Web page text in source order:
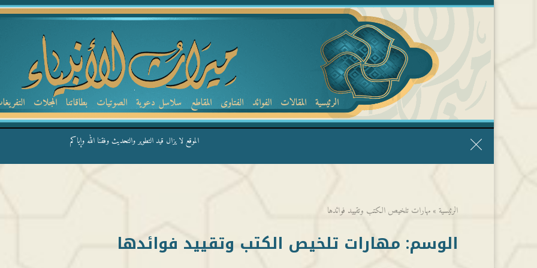
الرئيسية المقالات الفوائد الفتاوى المقاطع سلاسل دعوية الصوتيات بطاقاتنا المجلات
الموقع لا يزال قيد التطوير والتحديث وفقنا الله وإياكم
الرئيسية » مهارات تلخيص الكتب وتقييد فوائدها
الوسم: مهارات تلخيص الكتب وتقييد فوائدها